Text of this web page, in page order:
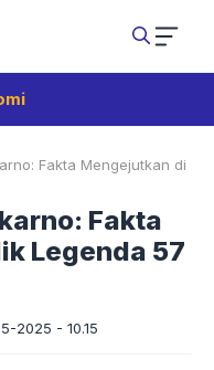
Fakta Mengejutkan di
Fakta
Legenda 57
2025 - 10.15